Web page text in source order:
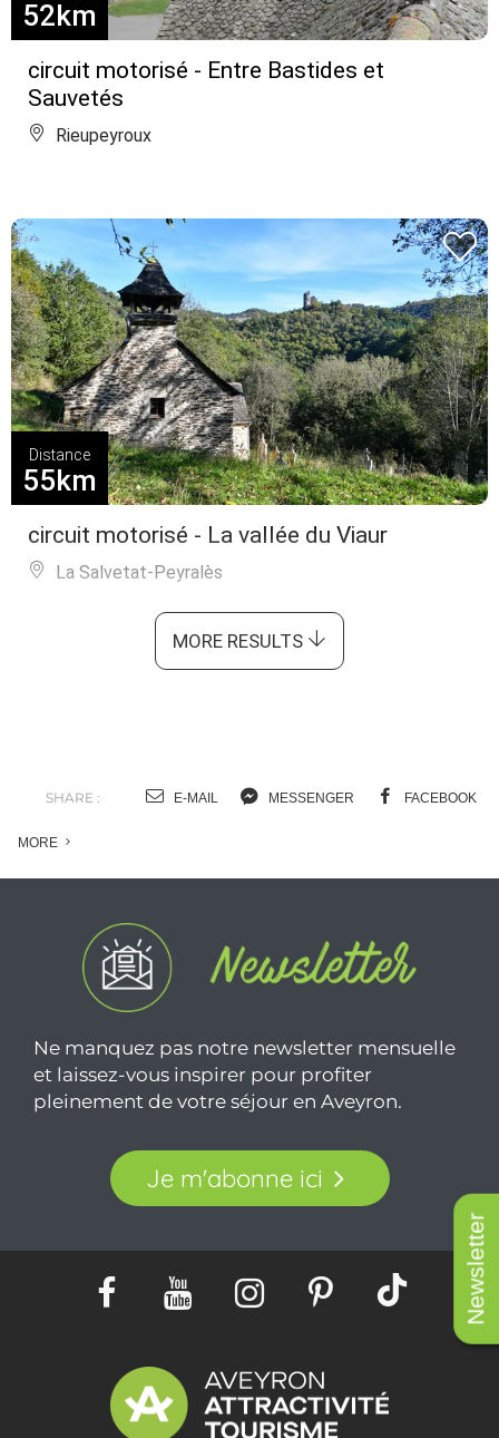
Newsletter
circuit motorisé - Entre Bastides et
Sauvetés
52km
Rieupeyroux
circuit motorisé - La vallée du Viaur
Distance
55km
La Salvetat-Peyralès
MORE RESULTS
SHARE : E-MAIL MESSENGER FACEBOOK
MORE
Ne manquez pas notre newsletter mensuelle
et laissez-vous inspirer pour profiter
pleinement de votre séjour en Aveyron.
Je m'abonne ici